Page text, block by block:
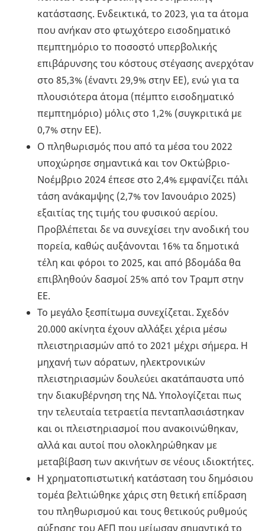
κατάστασης. Ενδεικτικά, το 2023, για τα άτομα
που ανήκαν στο φτωχότερο εισοδηματικό
πεμπτημόριο το ποσοστό υπερβολικής
επιβάρυνσης του κόστους στέγασης ανερχόταν
στο 85,3% (έναντι 29,9% στην ΕΕ), ενώ για τα
πλουσιότερα άτομα (πέμπτο εισοδηματικό
πεμπτημόριο) μόλις στο 1,2% (συγκριτικά με
0,7% στην ΕΕ).
Ο πληθωρισμός που από τα μέσα του 2022
υποχώρησε σημαντικά και τον Οκτώβριο-
Νοέμβριο 2024 έπεσε στο 2,4% εμφανίζει πάλι
τάση ανάκαμψης (2,7% τον Ιανουάριο 2025)
εξαιτίας της τιμής του φυσικού αερίου.
Προβλέπεται δε να συνεχίσει την ανοδική του
πορεία, καθώς αυξάνονται 16% τα δημοτικά
τέλη και φόροι το 2025, και από βδομάδα θα
επιβληθούν δασμοί 25% από τον Τραμπ στην
ΕΕ.
Το μεγάλο ξεσπίτωμα συνεχίζεται. Σχεδόν
20.000 ακίνητα έχουν αλλάξει χέρια μέσω
πλειστηριασμών από το 2021 μέχρι σήμερα. Η
μηχανή των αόρατων, ηλεκτρονικών
πλειστηριασμών δουλεύει ακατάπαυστα υπό
την διακυβέρνηση της ΝΔ. Υπολογίζεται πως
την τελευταία τετραετία πενταπλασιάστηκαν
και οι πλειστηριασμοί που ανακοινώθηκαν,
αλλά και αυτοί που ολοκληρώθηκαν με
μεταβίβαση των ακινήτων σε νέους ιδιοκτήτες.
Η χρηματοπιστωτική κατάσταση του δημόσιου
τομέα βελτιώθηκε χάρις στη θετική επίδραση
του πληθωρισμού και τους θετικούς ρυθμούς
αύξησης του ΑΕΠ που μείωσαν σημαντικά το